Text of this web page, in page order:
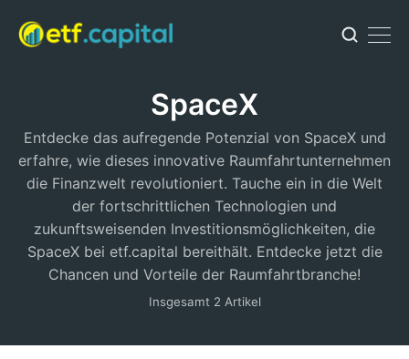
SpaceX
Entdecke das aufregende Potenzial von SpaceX und
erfahre, wie dieses innovative Raumfahrtunternehmen
die Finanzwelt revolutioniert. Tauche ein in die Welt
der fortschrittlichen Technologien und
zukunftsweisenden Investitionsmöglichkeiten, die
SpaceX bei etf.capital bereithält. Entdecke jetzt die
Chancen und Vorteile der Raumfahrtbranche!
Insgesamt 2 Artikel